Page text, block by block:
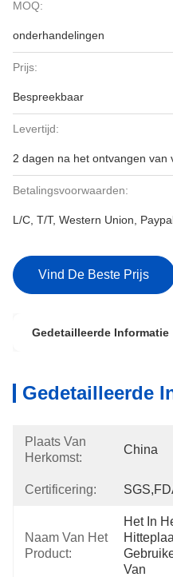
MOQ:
onderhandelingen
Prijs:
Bespreekbaar
Levertijd:
2 dagen na het ontvangen van
Betalingsvoorwaarden:
L/C, T/T, Western Union,
Vind De Beste Prijs
Gedetailleerde Informatie
Gedetailleerde
Plaats Van
Herkomst:
China
Certificering:
Naam Van Het
Product:
Het In
Van